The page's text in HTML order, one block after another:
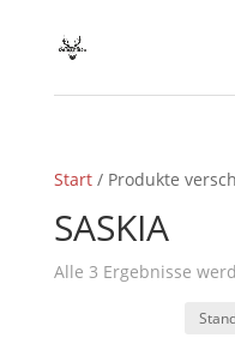
Start/ Produkte
SASKIA
Alle 3 Ergebnisse